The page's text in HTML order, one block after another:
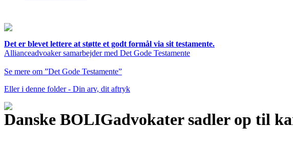
Det er blevet lettere at støtte et godt formål via sit testamente.
Allianceadvoaker samarbejder med Det Gode Testamente
Se mere om ”Det Gode Testamente”
Eller i denne folder - Din arv, dit aftryk
Danske BOLIGadvokater sadler op til